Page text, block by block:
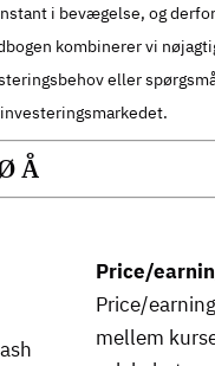
i bevægelse, og
kombinerer vi
eller
Å
Price/
Price/
mellem